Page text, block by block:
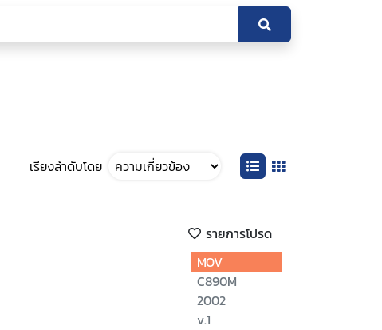
เรียงลำดับโดย
รายการโปรด
MOV
C890M
2002
v.1